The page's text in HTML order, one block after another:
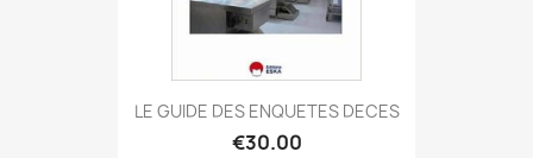
LE GUIDE DES ENQUETES DECES
€30.00